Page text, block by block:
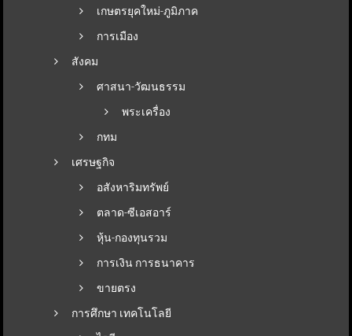
เกษตรยุคใหม่-ภูมิภาค
การเมือง
สังคม
ศาสนา-วัฒนธรรม
พระเครื่อง
กทม
เศรษฐกิจ
อสังหาริมทรัพย์
ตลาด-ซีเอสอาร์
หุ้น-กองทุนรวม
การเงิน การธนาคาร
ขายตรง
การศึกษา เทคโนโลยี